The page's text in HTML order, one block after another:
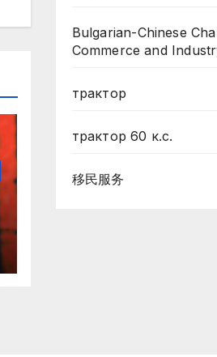
Bulgarian-Chinese
Commerce and
трактор
трактор 60 к.с.
移民服务